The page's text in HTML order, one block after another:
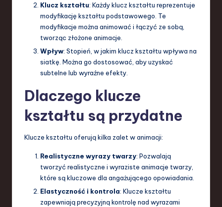
Klucz kształtu: Każdy klucz kształtu reprezentuje
modyfikację kształtu podstawowego. Te
modyfikacje można animować i łączyć ze sobą,
tworząc złożone animacje.
Wpływ: Stopień, w jakim klucz kształtu wpływa na
siatkę. Można go dostosować, aby uzyskać
subtelne lub wyraźne efekty.
Dlaczego klucze
kształtu są przydatne
Klucze kształtu oferują kilka zalet w animacji:
Realistyczne wyrazy twarzy: Pozwalają
tworzyć realistyczne i wyraziste animacje twarzy,
które są kluczowe dla angażującego opowiadania.
Elastyczność i kontrola: Klucze kształtu
zapewniają precyzyjną kontrolę nad wyrazami